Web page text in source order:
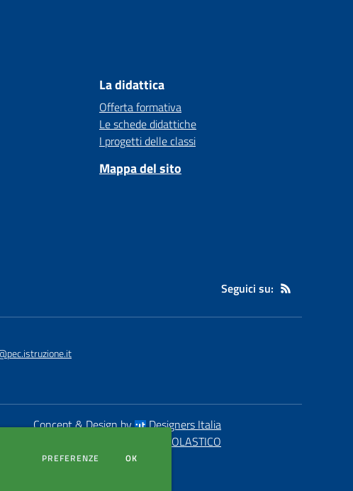
La didattica
Offerta formativa
Le schede didattiche
I progetti delle classi
Mappa del sito
Seguici su:
Concept & Design by
Designers Italia
SCUOLASTICO
PREFERENZE DEI COOKIE
OK